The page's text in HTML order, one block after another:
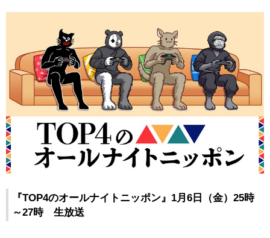
『TOP4のオールナイトニッポン』1月6日（金）25時
～27時 生放送